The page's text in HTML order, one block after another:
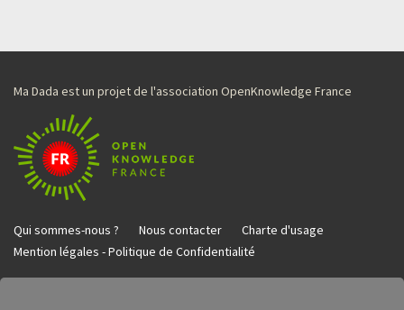
Ma Dada est un projet de l'association OpenKnowledge France
Qui sommes-nous ? Nous contacter
Charte d'usage
Mention légales - Politique de Confidentialité